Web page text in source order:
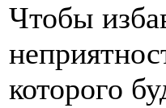
Чтобы
которого